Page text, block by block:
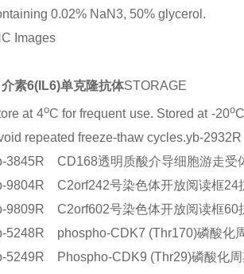
0.02% NaN3, 50% glycerol.
Images
介素6(IL6)单克隆抗体STORAGE
at 4oC for frequent use. Stored at -20o
repeated freeze-thaw cycles.yb-
3845R CD168透明质酸介导细胞游走受
9804R C2orf242号染色体开放阅读框24
9809R C2orf602号染色体开放阅读框60
5248R phospho-CDK7 (Thr170)磷酸化
5249R Phospho-CDK9 (Thr29)磷酸化